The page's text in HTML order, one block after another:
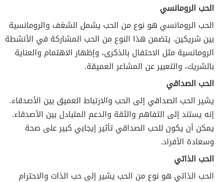
الحب الرومانسي
الحب الرومانسي هو نوع من الحب يشمل الشغف والرومانسية
بين شريكين. يتضمن هذا النوع من الحب المشاركة في الأنشطة
الرومانسية مثل الاحتفال بالذكرى، وإظهار الاهتمام والعناية
بالشريك، والتعبير عن المشاعر العميقة.
الحب الصداقي
يشير الحب الصداقي إلى الحب والارتباط العميق بين الأصدقاء.
إنه يستند إلى التفاهم والثقة والدعم المتبادل بين الأصدقاء.
يمكن أن يكون للحب الصداقي تأثير إيجابي كبير على صحة
وسعادة الأفراد.
الحب الذاتي
الحب الذاتي هو نوع من الحب يشير إلى حب الذات والاحترام